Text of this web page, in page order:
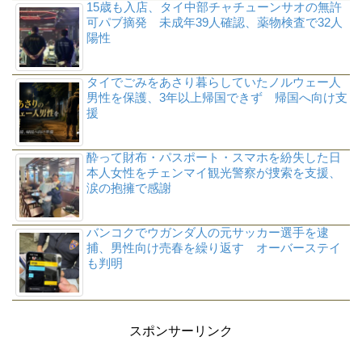
15歳も入店、タイ中部チャチューンサオの無許
可パブ摘発 未成年39人確認、薬物検査で32人
陽性
タイでごみをあさり暮らしていたノルウェー人
男性を保護、3年以上帰国できず 帰国へ向け支
援
酔って財布・パスポート・スマホを紛失した日
本人女性をチェンマイ観光警察が捜索を支援、
涙の抱擁で感謝
バンコクでウガンダ人の元サッカー選手を逮
捕、男性向け売春を繰り返す オーバーステイ
も判明
スポンサーリンク